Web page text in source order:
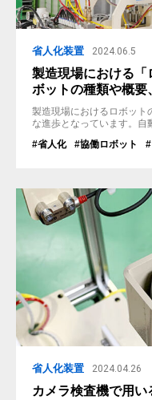
省人化装置 2024.06.5
製造現場における「
ボットの種類や概要
製造現場におけるロボット
な進歩となっています。自
この動きを加速しています
#省人化 #協働ロボット
省人化装置 2024.04.26
カメラ検査機で用